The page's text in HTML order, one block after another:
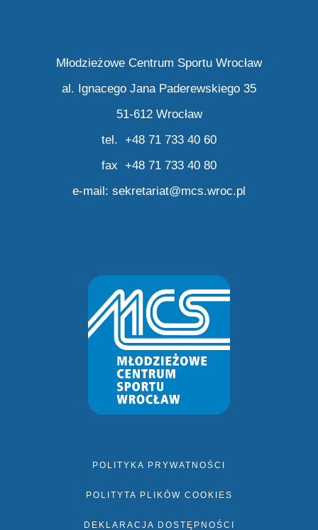
Młodzieżowe Centrum Sportu Wrocław
al. Ignacego Jana Paderewskiego 35
51-612 Wrocław
tel. +48 71 733 40 60
fax +48 71 733 40 80
e-mail: sekretariat@mcs.wroc.pl
POLITYKA PRYWATNOŚCI
POLITYTA PLIKÓW COOKIES
DEKLARACJA DOSTĘPNOŚCI